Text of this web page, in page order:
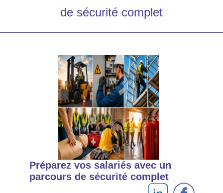
de sécurité complet
Préparez vos salariés avec un
parcours de sécurité complet